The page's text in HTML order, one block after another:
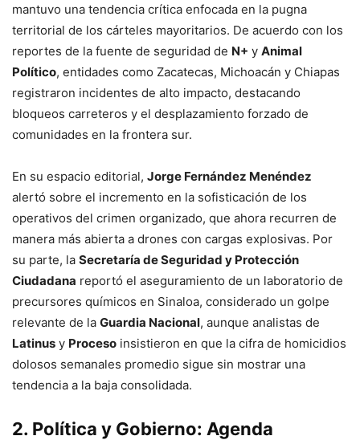
mantuvo una tendencia crítica enfocada en la pugna
territorial de los cárteles mayoritarios. De acuerdo con los
reportes de la fuente de seguridad de N+ y Animal
Político, entidades como Zacatecas, Michoacán y Chiapas
registraron incidentes de alto impacto, destacando
bloqueos carreteros y el desplazamiento forzado de
comunidades en la frontera sur.
En su espacio editorial, Jorge Fernández Menéndez
alertó sobre el incremento en la sofisticación de los
operativos del crimen organizado, que ahora recurren de
manera más abierta a drones con cargas explosivas. Por
su parte, la Secretaría de Seguridad y Protección
Ciudadana reportó el aseguramiento de un laboratorio de
precursores químicos en Sinaloa, considerado un golpe
relevante de la Guardia Nacional, aunque analistas de
Latinus y Proceso insistieron en que la cifra de homicidios
dolosos semanales promedio sigue sin mostrar una
tendencia a la baja consolidada.
2. Política y Gobierno: Agenda